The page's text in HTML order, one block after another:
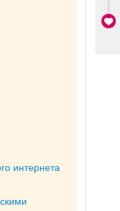
интернета